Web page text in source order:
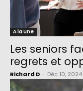
A la une
Les seniors
regrets et
Richard D Déc 10, 2024